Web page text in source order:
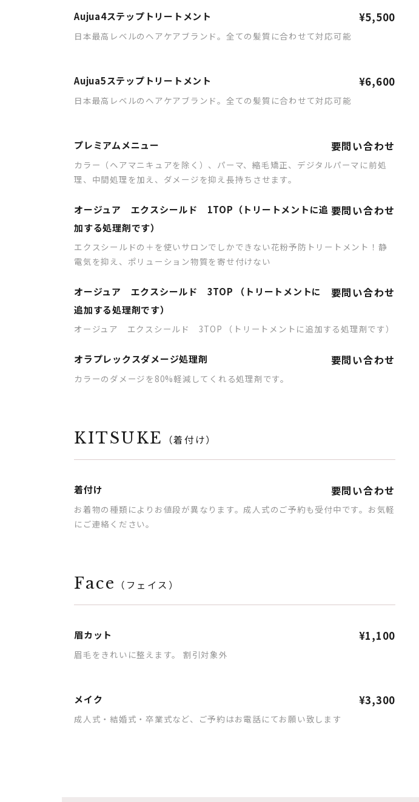
Aujua4ステップトリートメント ¥5,500
日本最高レベルのヘアケアブランド。全ての髪質に合わせて対応可能
Aujua5ステップトリートメント ¥6,600
日本最高レベルのヘアケアブランド。全ての髪質に合わせて対応可能
プレミアムメニュー 要問い合わせ
カラー（ヘアマニキュアを除く）、パーマ、縮毛矯正、デジタルパーマに前処
理、中間処理を加え、ダメージを抑え長持ちさせます。
オージュア エクスシールド 1TOP（トリートメントに追
加する処理剤です）
要問い合わせ
エクスシールドの＋を使いサロンでしかできない花粉予防トリートメント！静
電気を抑え、ポリューション物質を寄せ付けない
オージュア エクスシールド 3TOP （トリートメントに
追加する処理剤です）
要問い合わせ
オージュア エクスシールド 3TOP （トリートメントに追加する処理剤です）
オラプレックスダメージ処理剤 要問い合わせ
カラーのダメージを80%軽減してくれる処理剤です。
KITSUKE （着付け）
着付け 要問い合わせ
お着物の種類によりお値段が異なります。成人式のご予約も受付中です。お気軽
にご連絡ください。
Face （フェイス）
眉カット ¥1,100
眉毛をきれいに整えます。 割引対象外
メイク ¥3,300
成人式・結婚式・卒業式など、ご予約はお電話にてお願い致します